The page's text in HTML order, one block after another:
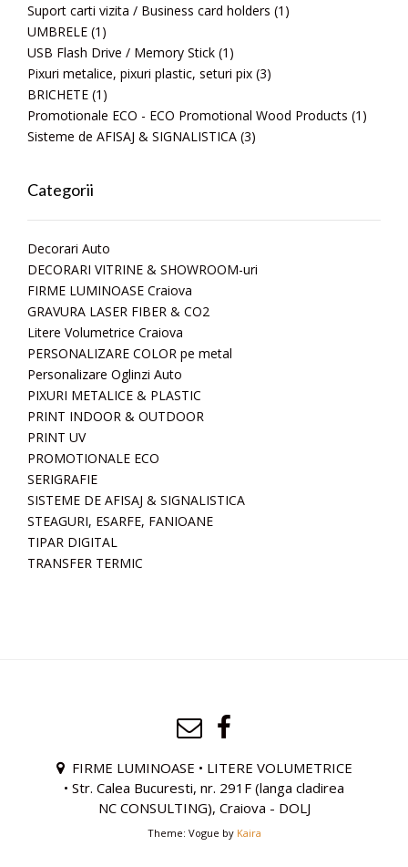
Suport carti vizita / Business card holders (1)
UMBRELE (1)
USB Flash Drive / Memory Stick (1)
Pixuri metalice, pixuri plastic, seturi pix (3)
BRICHETE (1)
Promotionale ECO - ECO Promotional Wood Products (1)
Sisteme de AFISAJ & SIGNALISTICA (3)
Categorii
Decorari Auto
DECORARI VITRINE & SHOWROOM-uri
FIRME LUMINOASE Craiova
GRAVURA LASER FIBER & CO2
Litere Volumetrice Craiova
PERSONALIZARE COLOR pe metal
Personalizare Oglinzi Auto
PIXURI METALICE & PLASTIC
PRINT INDOOR & OUTDOOR
PRINT UV
PROMOTIONALE ECO
SERIGRAFIE
SISTEME DE AFISAJ & SIGNALISTICA
STEAGURI, ESARFE, FANIOANE
TIPAR DIGITAL
TRANSFER TERMIC
FIRME LUMINOASE • LITERE VOLUMETRICE
• Str. Calea Bucuresti, nr. 291F (langa cladirea
NC CONSULTING), Craiova - DOLJ
Theme: Vogue by Kaira